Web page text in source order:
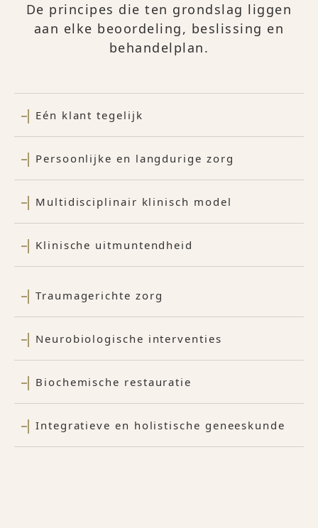
De principes die ten grondslag liggen
aan elke beoordeling, beslissing en
behandelplan.
Eén klant tegelijk
Persoonlijke en langdurige zorg
Multidisciplinair klinisch model
Klinische uitmuntendheid
Traumagerichte zorg
Neurobiologische interventies
Biochemische restauratie
Integratieve en holistische geneeskunde